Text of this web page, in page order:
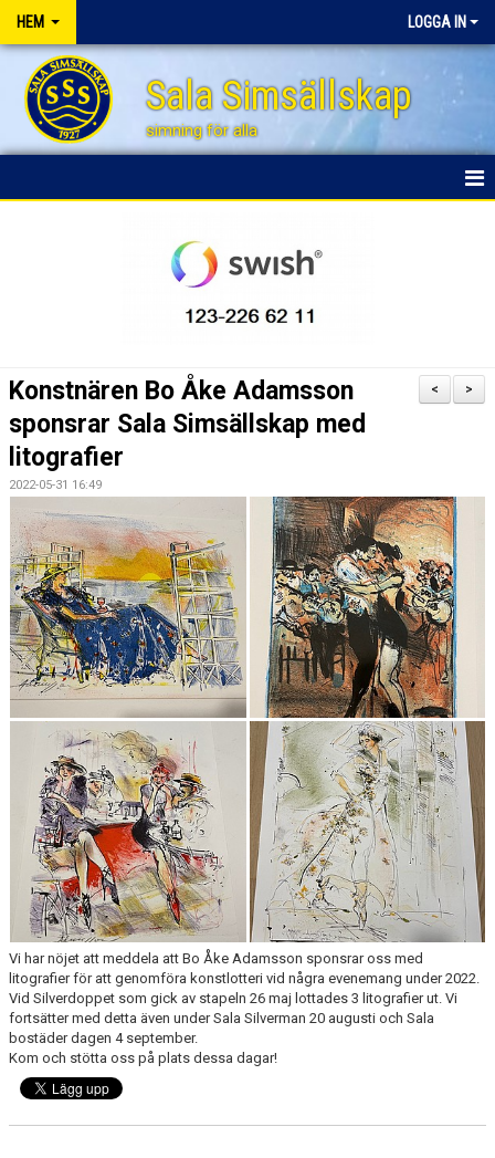
HEM LOGGA IN
Sala Simsällskap
simning för alla
FÖRSÄLJNINGSAKTIVITETER
SPONSRING
SIM-SHOP
SPORTADMIN
KALENDER
>
<
Konstnären Bo Åke Adamsson
sponsrar Sala Simsällskap med
litografier
2022-05-31 16:49
Vi har nöjet att meddela att Bo Åke Adamsson sponsrar oss med
litografier för att genomföra konstlotteri vid några evenemang under 2022.
Vid Silverdoppet som gick av stapeln 26 maj lottades 3 litografier ut. Vi
fortsätter med detta även under Sala Silverman 20 augusti och Sala
bostäder dagen 4 september.
Kom och stötta oss på plats dessa dagar!